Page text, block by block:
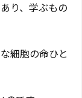
り、学ぶもの
細胞の命ひと